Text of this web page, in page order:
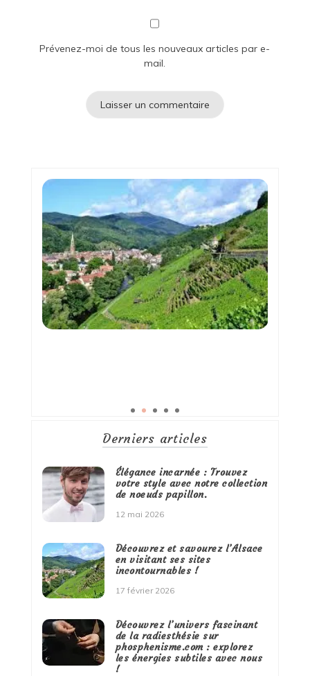
Prévenez-moi de tous les nouveaux articles par e-
mail.
Derniers articles
Élégance incarnée : Trouvez
votre style avec notre collection
de noeuds papillon.
12 mai 2026
Découvrez et savourez l’Alsace
en visitant ses sites
incontournables !
17 février 2026
Découvrez l’univers fascinant
de la radiesthésie sur
phosphenisme.com : explorez
les énergies subtiles avec nous
!